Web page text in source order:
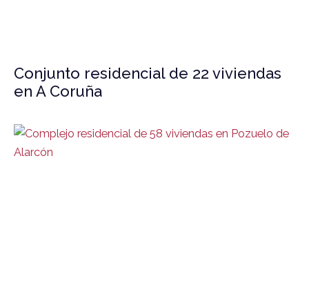
Conjunto residencial de 22 viviendas
en A Coruña